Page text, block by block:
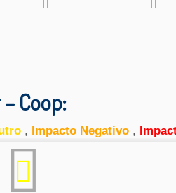
Coop:
, Impacto Negativo ,